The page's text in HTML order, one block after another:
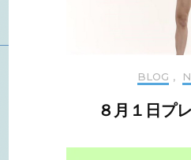
BLOG ,
８月１日プ